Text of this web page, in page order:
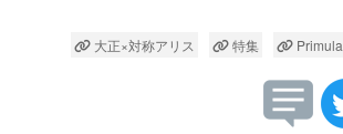
大正×対称アリス 特集 Primula